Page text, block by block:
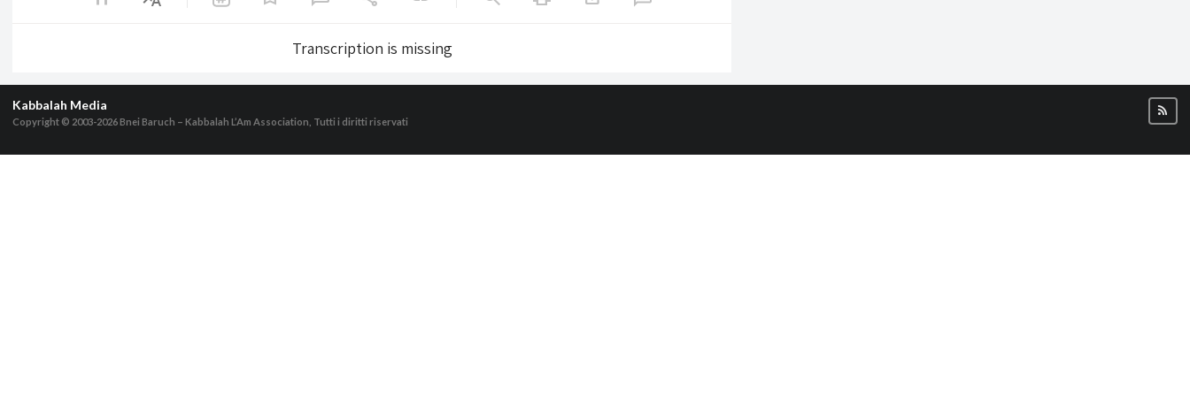
Transcription is missing
Kabbalah Media
Copyright © 2003-2026Bnei Baruch – Kabbalah L’Am Association, Tutti i diritti riservati